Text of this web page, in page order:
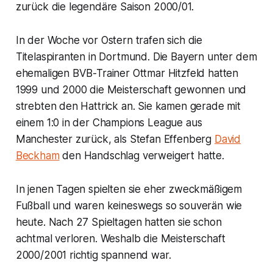
zurück die legendäre Saison 2000/01.
In der Woche vor Ostern trafen sich die
Titelaspiranten in Dortmund. Die Bayern unter dem
ehemaligen BVB-Trainer Ottmar Hitzfeld hatten
1999 und 2000 die Meisterschaft gewonnen und
strebten den Hattrick an. Sie kamen gerade mit
einem 1:0 in der Champions League aus
Manchester zurück, als Stefan Effenberg David
Beckhamden Handschlag verweigert hatte.
In jenen Tagen spielten sie eher zweckmäßigem
Fußball und waren keineswegs so souverän wie
heute. Nach 27 Spieltagen hatten sie schon
achtmal verloren. Weshalb die Meisterschaft
2000/2001 richtig spannend war.